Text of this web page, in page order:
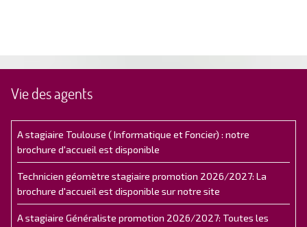
Vie des agents
A stagiaire Toulouse ( Informatique et Foncier) : notre
brochure d'accueil est disponible
Technicien géomètre stagiaire promotion 2026/2027: La
brochure d'accueil est disponible sur notre site
A stagiaire Généraliste promotion 2026/2027: Toutes les